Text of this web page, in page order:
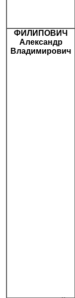
ФИЛИПОВИЧ
Александр
Владимирович